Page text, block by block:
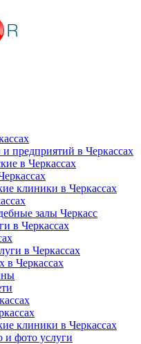
предприятий в Черкассах
в Черкассах
клиники в Черкассах
залы Черкасс
в Черкассах
в Черкассах
в Черкассах
клиники в Черкассах
и фото услуги